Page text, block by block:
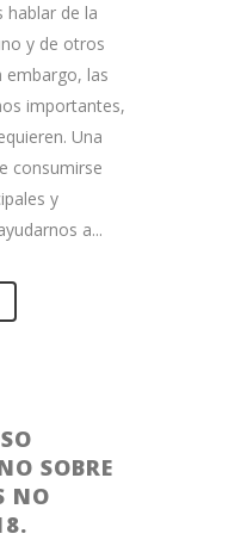
hablar de la
y de otros
embargo, las
importantes,
Una
consumirse
y
a...
SOBRE
NO